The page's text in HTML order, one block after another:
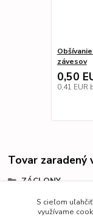
závesov
0,50
0,41 EUR
Tovar zaradený
ZÁCLONY
Metrážne záclony
S cieľom
využívame